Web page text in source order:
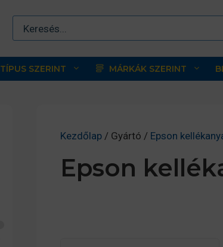
TÍPUS SZERINT MÁRKÁK SZERINT
Kezdőlap / Gyártó / Epson
Epson